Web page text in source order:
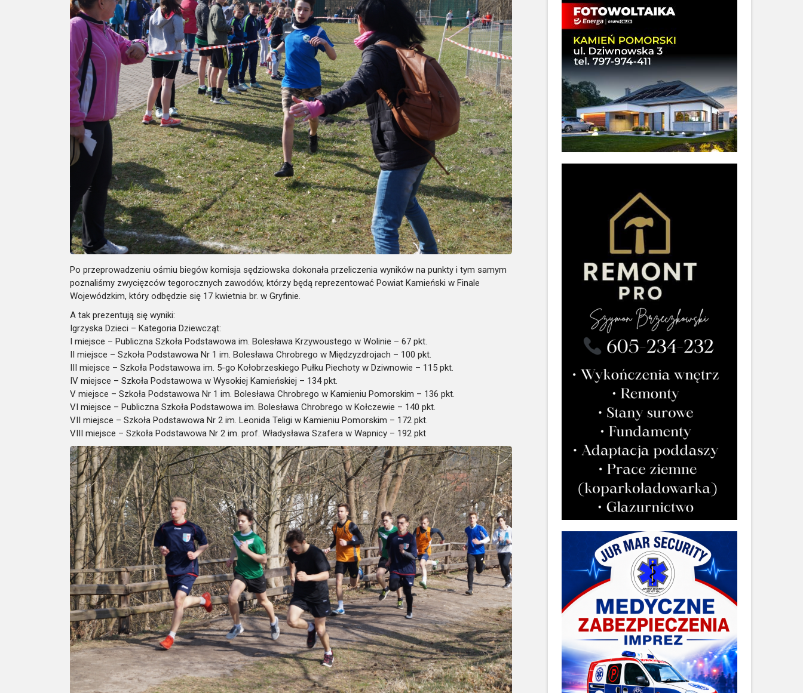
Po przeprowadzeniu ośmiu biegów komisja sędziowska dokonała przeliczenia wyników na punkty i tym samym
poznaliśmy zwycięzców tegorocznych zawodów, którzy będą reprezentować Powiat Kamieński w Finale
Wojewódzkim, który odbędzie się 17 kwietnia br. w Gryfinie.
A tak prezentują się wyniki:
Igrzyska Dzieci – Kategoria Dziewcząt:
I miejsce – Publiczna Szkoła Podstawowa im. Bolesława Krzywoustego w Wolinie – 67 pkt.
II miejsce – Szkoła Podstawowa Nr 1 im. Bolesława Chrobrego w Międzyzdrojach – 100 pkt.
III miejsce – Szkoła Podstawowa im. 5-go Kołobrzeskiego Pułku Piechoty w Dziwnowie – 115 pkt.
IV miejsce – Szkoła Podstawowa w Wysokiej Kamieńskiej – 134 pkt.
V miejsce – Szkoła Podstawowa Nr 1 im. Bolesława Chrobrego w Kamieniu Pomorskim – 136 pkt.
VI miejsce – Publiczna Szkoła Podstawowa im. Bolesława Chrobrego w Kołczewie – 140 pkt.
VII miejsce – Szkoła Podstawowa Nr 2 im. Leonida Teligi w Kamieniu Pomorskim – 172 pkt.
VIII miejsce – Szkoła Podstawowa Nr 2 im. prof. Władysława Szafera w Wapnicy – 192 pkt